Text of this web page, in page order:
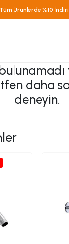
Tüm Ürünlerde %10
daha
deneyin.